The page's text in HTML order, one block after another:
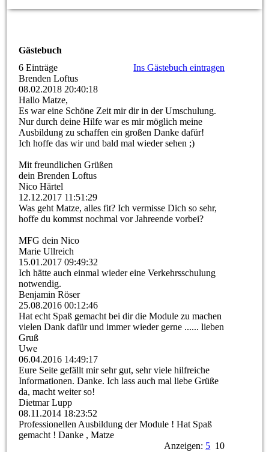
Gästebuch
6 Einträge
Ins Gästebuch eintragen
Brenden Loftus
08.02.2018 20:40:18
Hallo Matze,
Es war eine Schöne Zeit mir dir in der Umschulung.
Nur durch deine Hilfe war es mir möglich meine
Ausbildung zu schaffen ein großen Danke dafür!
Ich hoffe das wir und bald mal wieder sehen ;)
Mit freundlichen Grüßen
dein Brenden Loftus
Nico Härtel
12.12.2017 11:51:29
Was geht Matze, alles fit? Ich vermisse Dich so sehr,
hoffe du kommst nochmal vor Jahreende vorbei?
MFG dein Nico
Marie Ullreich
15.01.2017 09:49:32
Ich hätte auch einmal wieder eine Verkehrsschulung
notwendig.
Benjamin Röser
25.08.2016 00:12:46
Hat echt Spaß gemacht bei dir die Module zu machen
vielen Dank dafür und immer wieder gerne ...... lieben
Gruß
Uwe
06.04.2016 14:49:17
Eure Seite gefällt mir sehr gut, sehr viele hilfreiche
Informationen. Danke. Ich lass auch mal liebe Grüße
da, macht weiter so!
Dietmar Lupp
08.11.2014 18:23:52
Professionellen Ausbildung der Module ! Hat Spaß
gemacht ! Danke , Matze
Anzeigen: 5 10